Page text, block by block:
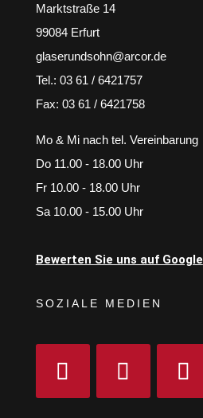
Marktstraße 14
99084 Erfurt
glaserundsohn@arcor.de
Tel.: 03 61 / 6421757
Fax: 03 61 / 6421758
Mo & Mi nach tel. Vereinbarung
Do 11.00 - 18.00 Uhr
Fr 10.00 - 18.00 Uhr
Sa 10.00 - 15.00 Uhr
Bewerten Sie uns auf Google
SOZIALE MEDIEN